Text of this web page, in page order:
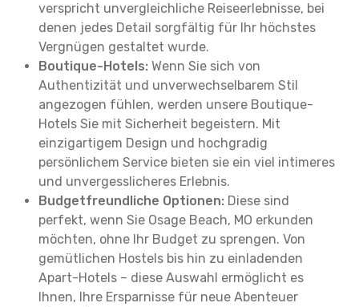
verspricht unvergleichliche Reiseerlebnisse, bei
denen jedes Detail sorgfältig für Ihr höchstes
Vergnügen gestaltet wurde.
Boutique-Hotels: Wenn Sie sich von
Authentizität und unverwechselbarem Stil
angezogen fühlen, werden unsere Boutique-
Hotels Sie mit Sicherheit begeistern. Mit
einzigartigem Design und hochgradig
persönlichem Service bieten sie ein viel intimeres
und unvergesslicheres Erlebnis.
Budgetfreundliche Optionen: Diese sind
perfekt, wenn Sie Osage Beach, MO erkunden
möchten, ohne Ihr Budget zu sprengen. Von
gemütlichen Hostels bis hin zu einladenden
Apart-Hotels – diese Auswahl ermöglicht es
Ihnen, Ihre Ersparnisse für neue Abenteuer